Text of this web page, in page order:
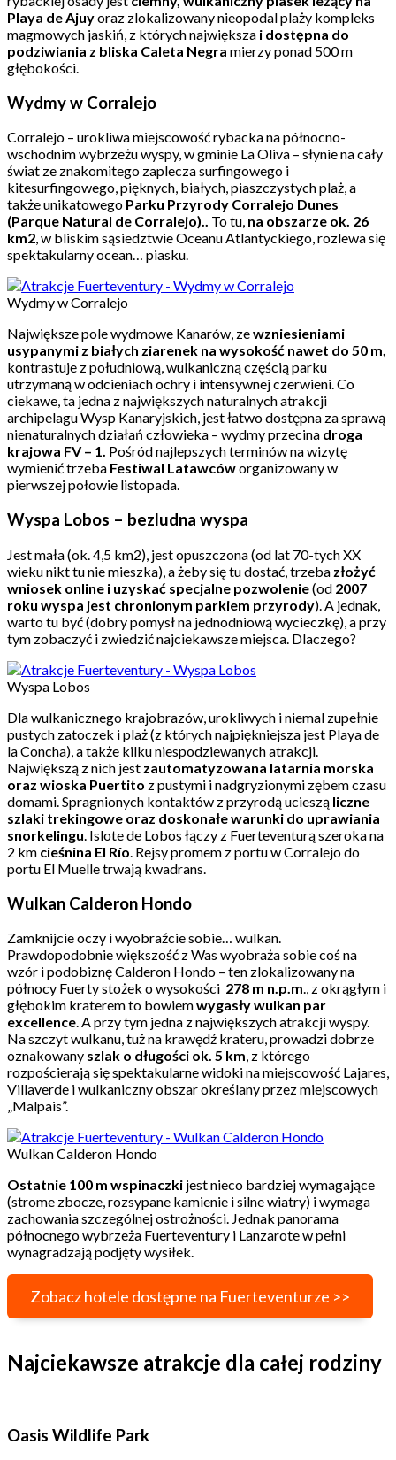
Playa de Ajuyoraz zlokalizowany nieopodal plaży kompleks
magmowych jaskiń, z których największa i dostępna do
podziwiania z bliska Caleta Negra mierzy ponad 500 m
głębokości.
Wydmy w Corralejo
Corralejo – urokliwa miejscowość rybacka na północno-
wschodnim wybrzeżu wyspy, w gminie La Oliva – słynie na cały
świat ze znakomitego zaplecza surfingowego i
kitesurfingowego, pięknych, białych, piaszczystych plaż, a
także unikatowego Parku Przyrody Corralejo Dunes
(Parque Natural de Corralejo).. To tu, na obszarze ok. 26
km2, w bliskim sąsiedztwie Oceanu Atlantyckiego, rozlewa się
spektakularny ocean… piasku.
Wydmy w Corralejo
Największe pole wydmowe Kanarów, zewzniesieniami
usypanymi z białych ziarenek na wysokość nawet do 50 m,
kontrastuje z południową, wulkaniczną częścią parku
utrzymaną w odcieniach ochry i intensywnej czerwieni. Co
ciekawe, ta jedna z największych naturalnych atrakcji
archipelagu Wysp Kanaryjskich, jest łatwo dostępna za sprawą
nienaturalnych działań człowieka – wydmy przecina droga
krajowa FV – 1. Pośród najlepszych terminów na wizytę
wymienić trzeba Festiwal Latawcóworganizowany w
pierwszej połowie listopada.
Wyspa Lobos – bezludna wyspa
Jest mała (ok. 4,5 km2), jest opuszczona (od lat 70-tych XX
wieku nikt tu nie mieszka), a żeby się tu dostać, trzeba złożyć
wniosek online i uzyskać specjalne pozwolenie(od 2007
roku wyspa jest chronionym parkiem przyrody). A jednak,
warto tu być (dobry pomysł na jednodniową wycieczkę), a przy
tym zobaczyć i zwiedzić najciekawsze miejsca. Dlaczego?
Wyspa Lobos
Dla wulkanicznego krajobrazów, urokliwych i niemal zupełnie
pustych zatoczek i plaż (z których najpiękniejsza jest Playa de
la Concha), a także kilku niespodziewanych atrakcji.
Największą z nich jest zautomatyzowana latarnia morska
oraz wioska Puertito z pustymi i nadgryzionymi zębem czasu
domami. Spragnionych kontaktów z przyrodą ucieszą liczne
szlaki trekingowe oraz doskonałe warunki do uprawiania
snorkelingu. Islote de Lobos łączy z Fuerteventurą szeroka na
2 km cieśnina El Río. Rejsy promem z portu w Corralejo do
portu El Muelle trwają kwadrans.
Wulkan Calderon Hondo
Zamknijcie oczy i wyobraźcie sobie… wulkan.
Prawdopodobnie większość z Was wyobraża sobie coś na
wzór i podobiznę Calderon Hondo – ten zlokalizowany na
północy Fuerty stożek o wysokości 278 m n.p.m., z okrągłym i
głębokim kraterem to bowiemwygasły wulkan par
excellence. A przy tym jedna z największych atrakcji wyspy.
Na szczyt wulkanu, tuż na krawędź krateru, prowadzi dobrze
oznakowany szlak o długości ok. 5 km, z którego
rozpościerają się spektakularne widoki na miejscowość Lajares,
Villaverde i wulkaniczny obszar określany przez miejscowych
„Malpais”.
Wulkan Calderon Hondo
Ostatnie 100 m wspinaczki jest nieco bardziej wymagające
(strome zbocze, rozsypane kamienie i silne wiatry) i wymaga
zachowania szczególnej ostrożności. Jednak panorama
północnego wybrzeża Fuerteventury i Lanzarote w pełni
wynagradzają podjęty wysiłek.
Zobacz hotele dostępne na Fuerteventurze >>
Najciekawsze atrakcje dla całej rodziny
Oasis Wildlife Park